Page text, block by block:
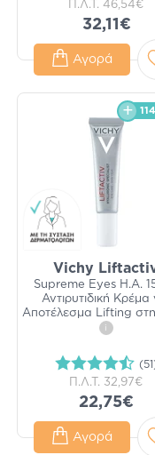
Π.Λ.Τ. 46,54€
32,11€
Αγορά
114
Vichy
Supreme Eyes H.A.
Αντιρυτιδική Κρέμα
Αποτέλεσμα Lifting
i
Π.Λ.Τ. 32,97€
22,75€
Αγορά